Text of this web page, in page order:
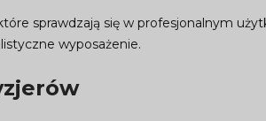
sprawdzają się w profesjonalnym
wyposażenie.